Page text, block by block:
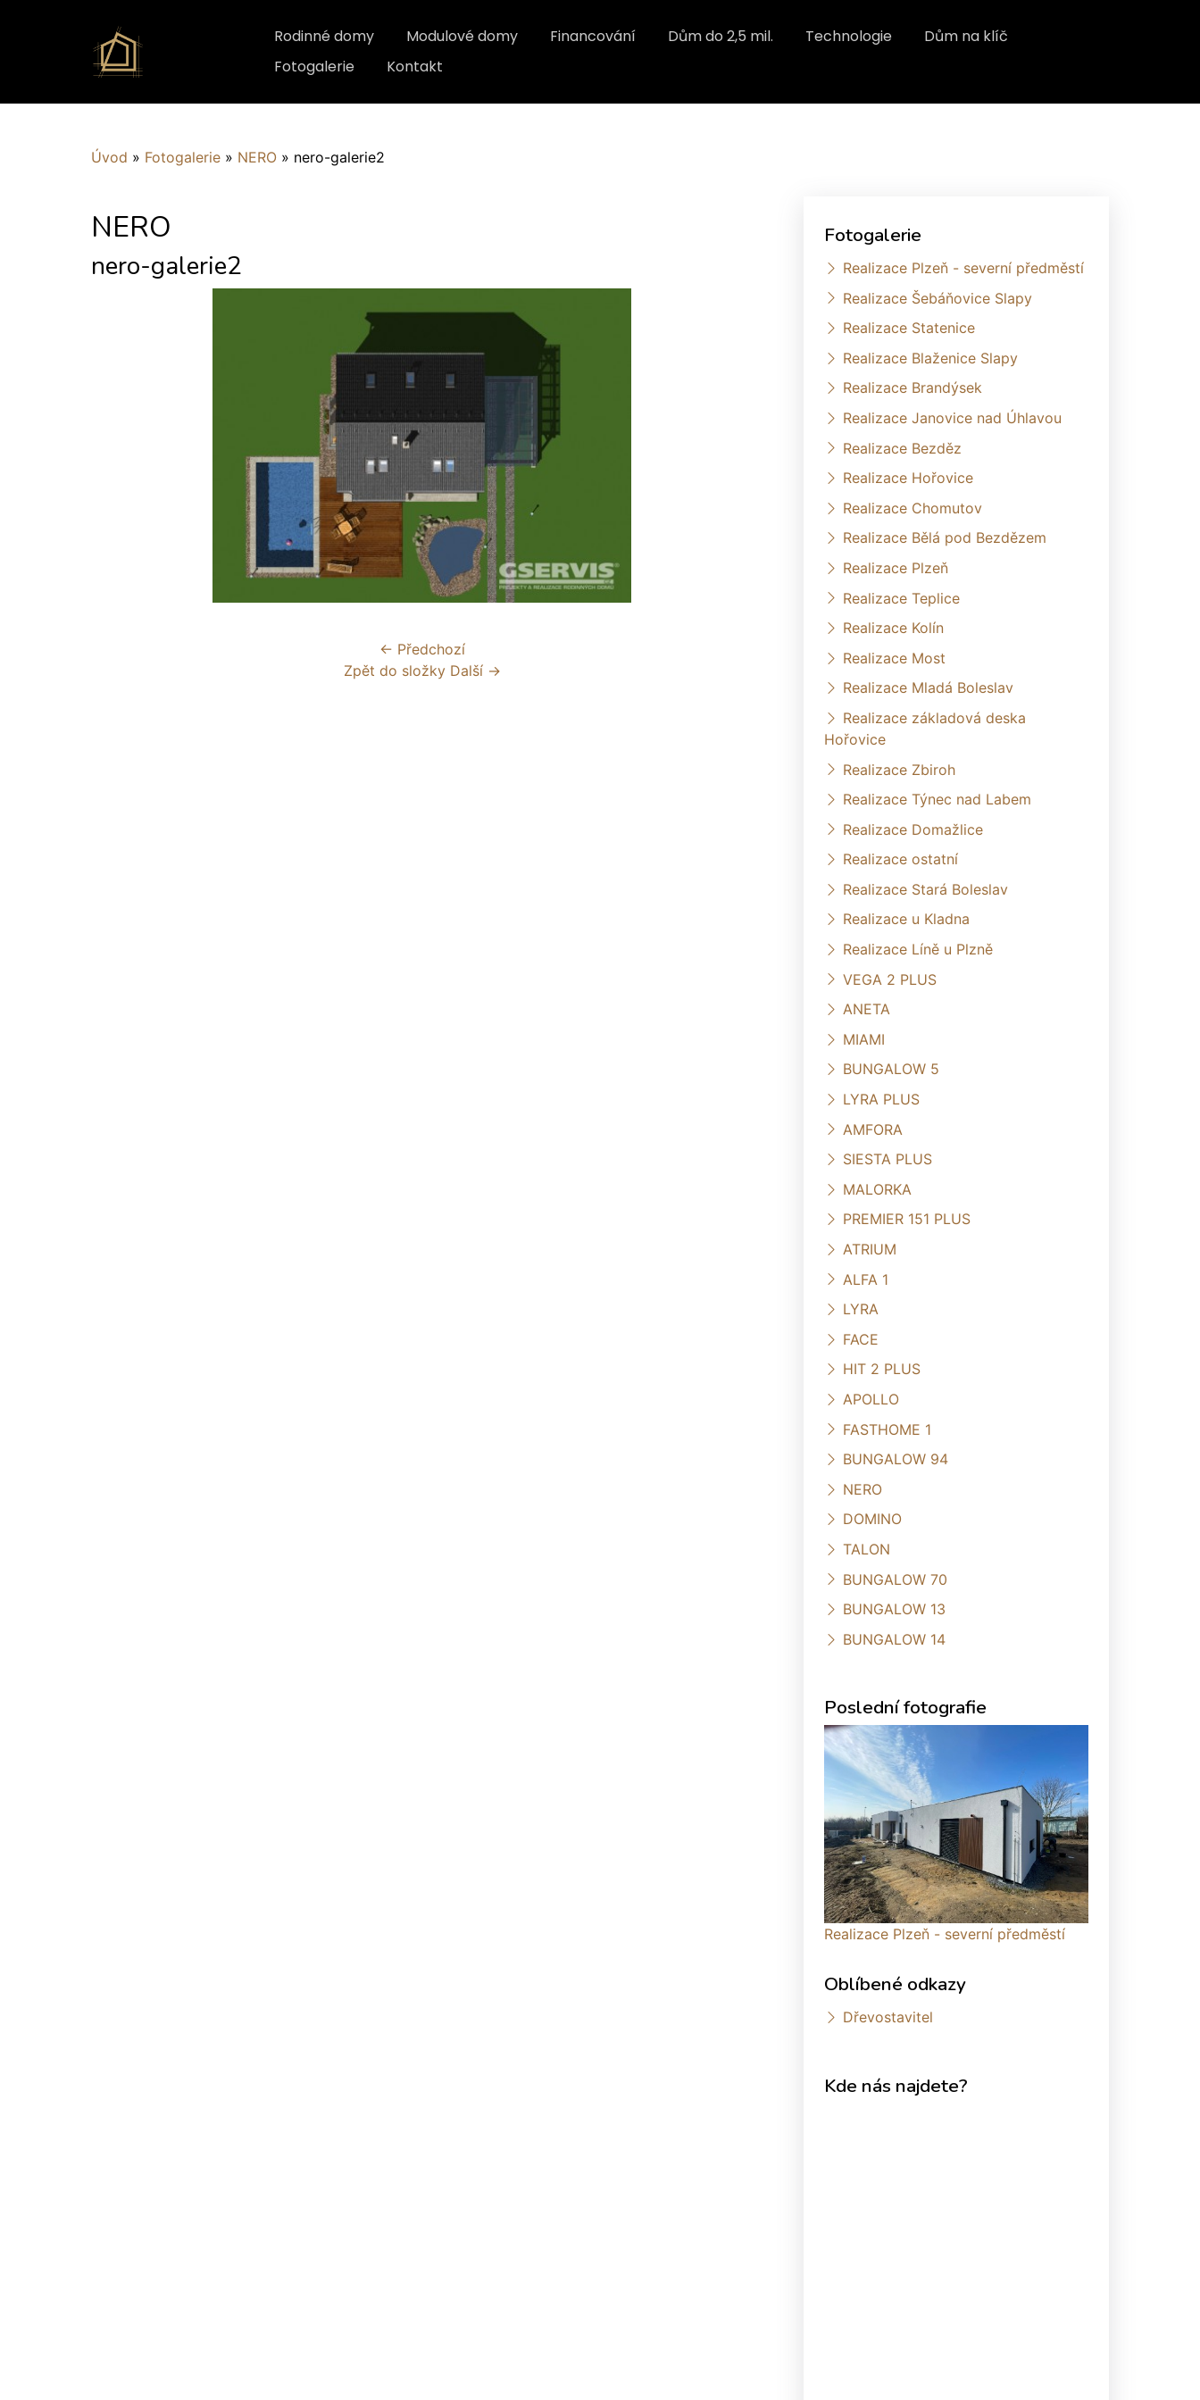
Rodinné domy Modulové domy Financování Dům do 2,5 mil. Technologie
Dům na klíč
Fotogalerie
Kontakt
Úvod » Fotogalerie » NERO » nero-galerie2
NERO
nero-galerie2
← Předchozí
Zpět do složky Další →
Fotogalerie
Realizace Plzeň - severní předměstí
Realizace Šebáňovice Slapy
Realizace Statenice
Realizace Blaženice Slapy
Realizace Brandýsek
Realizace Janovice nad Úhlavou
Realizace Bezděz
Realizace Hořovice
Realizace Chomutov
Realizace Bělá pod Bezdězem
Realizace Plzeň
Realizace Teplice
Realizace Kolín
Realizace Most
Realizace Mladá Boleslav
Realizace základová deska
Hořovice
Realizace Zbiroh
Realizace Týnec nad Labem
Realizace Domažlice
Realizace ostatní
Realizace Stará Boleslav
Realizace u Kladna
Realizace Líně u Plzně
VEGA 2 PLUS
ANETA
MIAMI
BUNGALOW 5
LYRA PLUS
AMFORA
SIESTA PLUS
MALORKA
PREMIER 151 PLUS
ATRIUM
ALFA 1
LYRA
FACE
HIT 2 PLUS
APOLLO
FASTHOME 1
BUNGALOW 94
NERO
DOMINO
TALON
BUNGALOW 70
BUNGALOW 13
BUNGALOW 14
Poslední fotografie
Realizace Plzeň - severní předměstí
Oblíbené odkazy
Dřevostavitel
Kde nás najdete?